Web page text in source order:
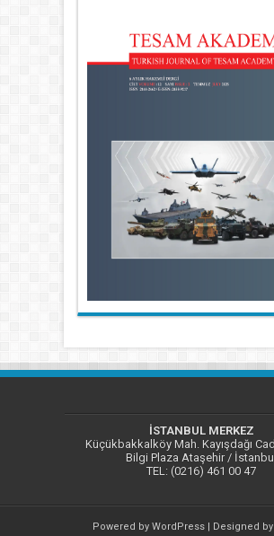
İSTANBUL MERKEZ
Küçükbakkalköy Mah. Kayışdağı
Bilgi Plaza Ataşehir / İstanbul
TEL: (0216) 461 00 47
Powered by WordPress| Designed by